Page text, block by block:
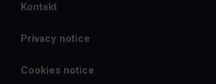
Kontakt
Privacy notice
Cookies notice